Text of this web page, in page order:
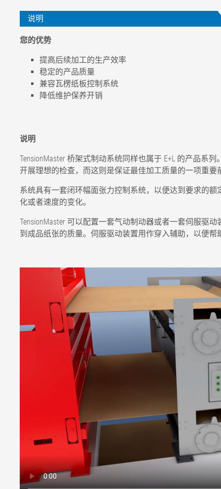
说明
您的优势
提高后续加工的生产效率
稳定的产品质量
兼容瓦楞纸板控制系统
降低维护保养开销
说明
TensionMaster 桥架式制动系统同样也属于 E+L 的产品系
开展理想的检查，而这则是保证最佳加工质量的一项重要
系统具有一套闭环幅面张力控制系统，以便达到要求的
化或者速度的变化。
TensionMaster 可以配置一套气动制动器或者一套伺服驱
到成品纸张的质量。伺服驱动装置用作穿入辅助，以便
最大工作宽度
3,300
TensionMaster 选项
气动制动器
100 daN 制动力
气动制动器 +
150 daN 制动力
伺服驱动装置
150 daN 制动力
伺服驱动装置 +
200 daN 制动力